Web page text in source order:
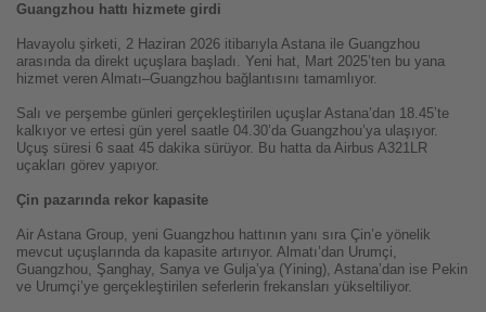
Guangzhou hattı hizmete girdi
Havayolu şirketi, 2 Haziran 2026 itibarıyla Astana ile Guangzhou
arasında da direkt uçuşlara başladı. Yeni hat, Mart 2025’ten bu yana
hizmet veren Almatı–Guangzhou bağlantısını tamamlıyor.
Salı ve perşembe günleri gerçekleştirilen uçuşlar Astana’dan 18.45’te
kalkıyor ve ertesi gün yerel saatle 04.30’da Guangzhou’ya ulaşıyor.
Uçuş süresi 6 saat 45 dakika sürüyor. Bu hatta da Airbus A321LR
uçakları görev yapıyor.
Çin pazarında rekor kapasite
Air Astana Group, yeni Guangzhou hattının yanı sıra Çin’e yönelik
mevcut uçuşlarında da kapasite artırıyor. Almatı’dan Urumçi,
Guangzhou, Şanghay, Sanya ve Gulja’ya (Yining), Astana’dan ise Pekin
ve Urumçi’ye gerçekleştirilen seferlerin frekansları yükseltiliyor.